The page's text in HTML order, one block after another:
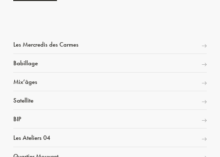
Les Mercredis des Carmes
Babillage
Mix’âges
Satellite
BIP
Les Ateliers 04